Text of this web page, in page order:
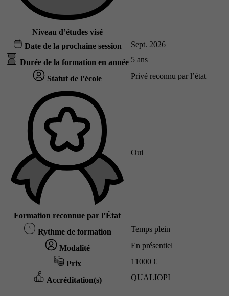
Niveau d’études visé
Date de la prochaine session Sept. 2026
Durée de la formation en année 5 ans
Statut de l’école Privé reconnu par l’état
Formation reconnue par l’État
Oui
Rythme de formation Temps plein
Modalité En présentiel
Prix 11000 €
Accréditation(s) QUALIOPI